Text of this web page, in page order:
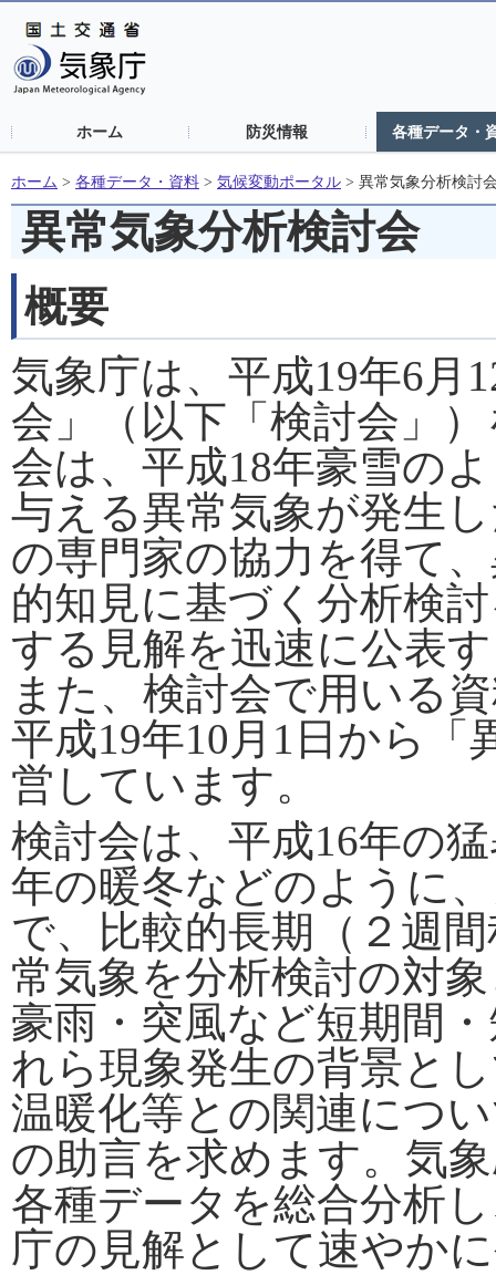
ホーム 防災情報 各種データ・
ホーム > 各種データ・資料 > 気候変動ポータル > 異常気象分析検討
異常気象分析検討会
概要
気象庁は、平成19年6月
会」（以下「検討会」
会は、平成18年豪雪の
与える異常気象が発生
の専門家の協力を得て
的知見に基づく分析検
する見解を迅速に公表
また、検討会で用いる
平成19年10月1日から「
営しています。
検討会は、平成16年の
年の暖冬などのように
で、比較的長期（２週
常気象を分析検討の対
豪雨・突風など短期間
れら現象発生の背景と
温暖化等との関連につ
の助言を求めます。気
各種データを総合分析
庁の見解として速やか